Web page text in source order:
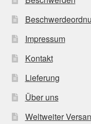
Impressum
Kontakt
Lieferung
Über uns
Weltweiter